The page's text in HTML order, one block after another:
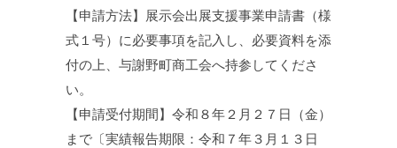
【申請方法】展示会出展支援事業申請書（様
式１号）に必要事項を記入し、必要資料を添
付の上、与謝野町商工会へ持参してくださ
い。
【申請受付期間】令和８年２月２７日（金）
まで〔実績報告期限：令和７年３月１３日